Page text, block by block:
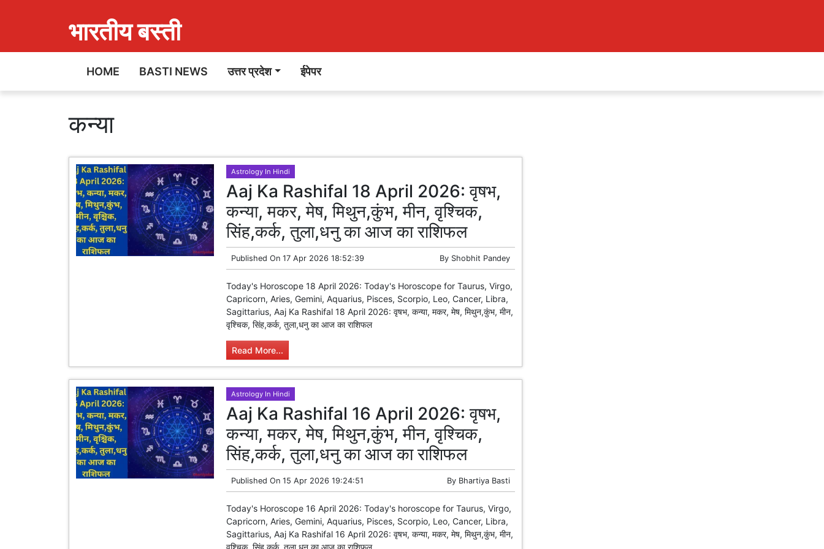
भारतीय बस्ती
HOME BASTI NEWS उत्तर प्रदेश ईपेपर
कन्या
Astrology In Hindi
Aaj Ka Rashifal 18 April 2026: वृषभ,
कन्या, मकर, मेष, मिथुन,कुंभ, मीन, वृश्चिक,
सिंह,कर्क, तुला,धनु का आज का राशिफल
Published On 17 Apr 2026 18:52:39 By Shobhit Pandey
Today's Horoscope 18 April 2026: Today's Horoscope for Taurus, Virgo,
Capricorn, Aries, Gemini, Aquarius, Pisces, Scorpio, Leo, Cancer, Libra,
Sagittarius, Aaj Ka Rashifal 18 April 2026: वृषभ, कन्या, मकर, मेष, मिथुन,कुंभ, मीन,
वृश्चिक, सिंह,कर्क, तुला,धनु का आज का राशिफल
Read More...
Astrology In Hindi
Aaj Ka Rashifal 16 April 2026: वृषभ,
कन्या, मकर, मेष, मिथुन,कुंभ, मीन, वृश्चिक,
सिंह,कर्क, तुला,धनु का आज का राशिफल
Published On 15 Apr 2026 19:24:51 By Bhartiya Basti
Today's Horoscope 16 April 2026: Today's horoscope for Taurus, Virgo,
Capricorn, Aries, Gemini, Aquarius, Pisces, Scorpio, Leo, Cancer, Libra,
Sagittarius, Aaj Ka Rashifal 16 April 2026: वृषभ, कन्या, मकर, मेष, मिथुन,कुंभ, मीन,
वृश्चिक, सिंह,कर्क, तुला,धनु का आज का राशिफल